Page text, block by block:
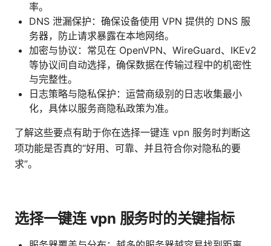
率。
DNS 泄漏保护：确保设备使用 VPN 提供的 DNS 服
务器，防止请求暴露在本地网络。
加密与协议：常见在 OpenVPN、WireGuard、IKEv2
等协议间自动选择，确保数据在传输过程中的机密性
与完整性。
日志策略与隐私保护：运营商级别的日志收集最小
化，具体以服务商隐私政策为准。
了解这些要点有助于你在选择一键连 vpn 服务时判断这
项功能是否真的“好用、可靠、并且符合你对隐私的要
求”。
选择一键连 vpn 服务时的关键指标